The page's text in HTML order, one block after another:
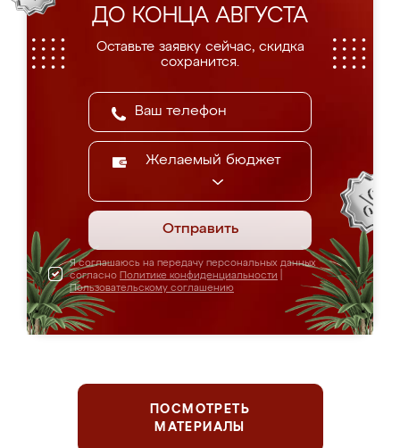
ДО КОНЦА АВГУСТА
Оставьте заявку сейчас, скидка
сохранится.
Желаемый бюджет
Отправить
Я соглашаюсь на передачу персональных данных
согласно Политике конфиденциальности
Пользовательскому соглашению
ПОСМОТРЕТЬ
МАТЕРИАЛЫ